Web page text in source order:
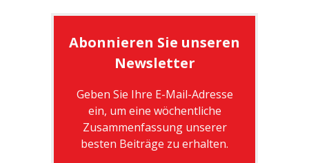
Abonnieren Sie unseren
Newsletter
Geben Sie Ihre E-Mail-Adresse
ein, um eine wöchentliche
Zusammenfassung unserer
besten Beiträge zu erhalten.